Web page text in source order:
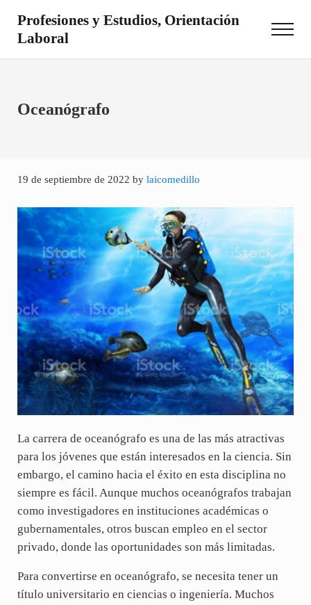
Profesiones y Estudios, Orientación
Laboral
Menu
Oceanógrafo
19 de septiembre de 2022 by laicomedillo
La carrera de oceanógrafo es una de las más atractivas
para los jóvenes que están interesados en la ciencia. Sin
embargo, el camino hacia el éxito en esta disciplina no
siempre es fácil. Aunque muchos oceanógrafos trabajan
como investigadores en instituciones académicas o
gubernamentales, otros buscan empleo en el sector
privado, donde las oportunidades son más limitadas.
Para convertirse en oceanógrafo, se necesita tener un
título universitario en ciencias o ingeniería. Muchos